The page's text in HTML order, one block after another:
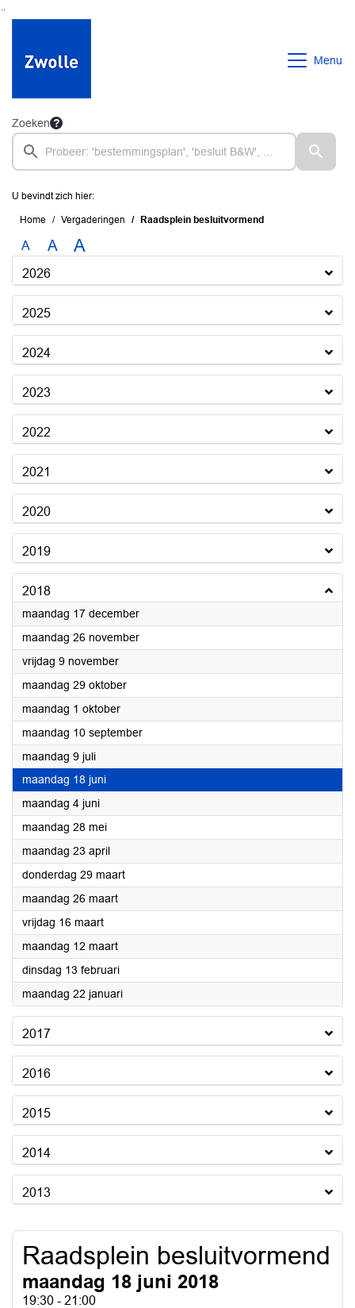
Ga naar de inhoud van deze pagina
Ga naar het zoeken
Ga naar het menu
Menu
Zoeken
U bevindt zich hier:
Home Vergaderingen Raadsplein besluitvormend
A A A
2026
2025
2024
2023
2022
2021
2020
2019
2018
maandag 17 december2018
maandag 26 november2018
vrijdag 9 november2018
maandag 29 oktober2018
maandag 1 oktober2018
maandag 10 september2018
maandag 9 juli2018
maandag 18 juni2018
maandag 4 juni2018
maandag 28 mei2018
maandag 23 april2018
donderdag 29 maart2018
maandag 26 maart2018
vrijdag 16 maart2018
maandag 12 maart2018
dinsdag 13 februari2018
maandag 22 januari2018
2017
2016
2015
2014
2013
Raadsplein besluitvormend
maandag 18 juni 2018
19:30 - 21:00